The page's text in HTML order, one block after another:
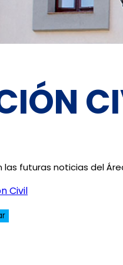
futuras noticias del
Civil